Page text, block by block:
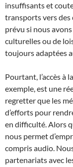
insuffisants et
transports vers des
prévu si nous
culturelles ou de
toujours adaptées
Pourtant, l’accès à
exemple, est une
regretter que les
d’efforts pour
en difficulté. Alors
nous permet
compris audio.
partenariats avec